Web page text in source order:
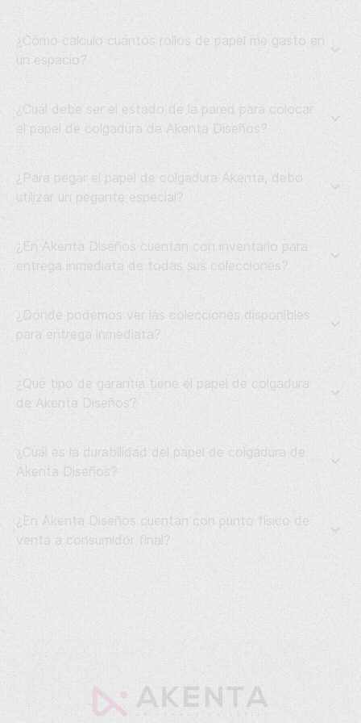
¿Cómo calculo cuántos rollos de papel me gasto en
un espacio?
¿Cuál debe ser el estado de la pared para colocar
el papel de colgadura de Akenta Diseños?
¿Para pegar el papel de colgadura Akenta, debo
utilizar un pegante especial?
¿En Akenta Diseños cuentan con inventario para
entrega inmediata de todas sus colecciones?
¿Dónde podemos ver las colecciones disponibles
para entrega inmediata?
¿Qué tipo de garantía tiene el papel de colgadura
de Akenta Diseños?
¿Cuál es la durabilidad del papel de colgadura de
Akenta Diseños?
¿En Akenta Diseños cuentan con punto físico de
venta a consumidor final?